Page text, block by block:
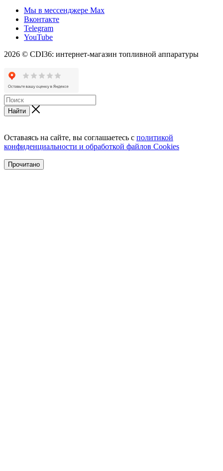
Мы в мессенджере Max
Вконтакте
Telegram
YouTube
2026 © CDI36: интернет-магазин топливной аппаратуры
Найти
Оставаясь на сайте, вы соглашаетесь с политикой
конфиденциальности и обработкой файлов Cookies
Прочитано